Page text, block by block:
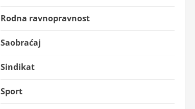
Rodna ravnopravnost
Saobraćaj
Sindikat
Sport